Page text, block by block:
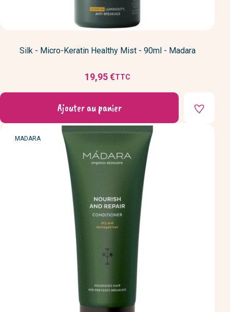
Silk - Micro-Keratin Healthy Mist - 90ml - Madara
Prix
19,95 €TTC
Ajouter au panier
MARQUE
MADARA